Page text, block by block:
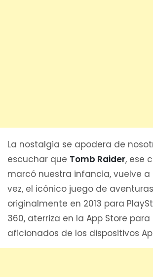
La nostalgia se apodera de
escuchar que Tomb Raider, ese
marcó nuestra infancia, vuelve a
vez, el icónico juego de
originalmente en 2013 para
360, aterriza en la App Store
aficionados de los dispositivos